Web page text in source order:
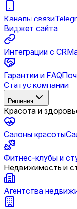
Каналы связи
Виджет сайта
Интеграции с CRM
Гарантии и FAQ
Статус компании
Решения
Красота и
Салоны красоты
Фитнес-клубы и
Недвижимость и
Агентства